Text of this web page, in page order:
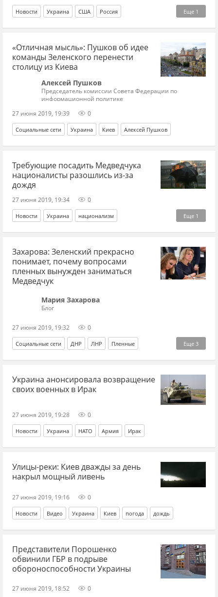
Еще 1
Новости Украина США Россия
Дмитрий Дробницкий
«Отличная мысль»: Пушков об идее
команды Зеленского перенести
столицу из Киева
Алексей Пушков
Председатель комиссии Совета Федерации по
информационной политике
27 июня 2019, 19:39
0
Социальные сети Украина Киев Алексей Пушков
Требующие посадить Медведчука
националисты разошлись из-за
дождя
27 июня 2019, 19:34 0
Еще 1
Новости Украина национализм
Виктор Медведчук
Захарова: Зеленский прекрасно
понимает, почему вопросами
пленных вынужден заниматься
Медведчук
Мария Захарова
Блог
27 июня 2019, 19:32 0
Еще 3
Социальные сети ДНР ЛНР Пленные
Виктор Медведчук Владимир Зеленский
Мария Захарова
Украина анонсировала возвращение
своих военных в Ирак
27 июня 2019, 19:28 0
Новости Украина НАТО Армия Ирак
Улицы-реки: Киев дважды за день
накрыл мощный ливень
27 июня 2019, 19:16 0
Новости Видео Украина Киев погода дождь
Представители Порошенко
обвинили ГБР в подрыве
обороноспособности Украины
27 июня 2019, 18:52 0